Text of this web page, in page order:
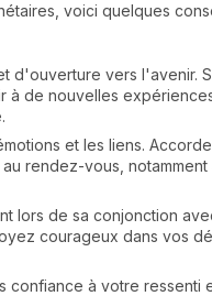
voici quelques
d'ouverture vers l'avenir.
à de nouvelles
et les liens.
rendez-vous,
lors de sa conjonction
courageux dans vos
confiance à votre ressenti